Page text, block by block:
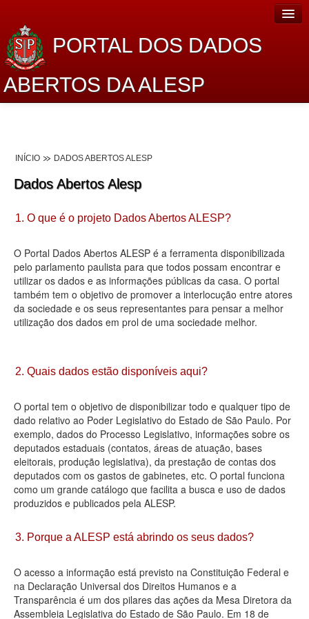
PORTAL DOS DADOS
ABERTOS DA ALESP
Lei de Acesso à Informação
Dados Governamentais Abertos
Planejamento
Catálogo de dados
Processo Legislativo
Deputados Estaduais
Agenda
Perguntas frequentes
Contato
INÍCIO DADOS ABERTOS ALESP
Dados Abertos Alesp
1. O que é o projeto Dados Abertos ALESP?
O Portal Dados Abertos ALESP é a ferramenta disponibilizada
pelo parlamento paulista para que todos possam encontrar e
utilizar os dados e as informações públicas da casa. O portal
também tem o objetivo de promover a interlocução entre atores
da sociedade e os seus representantes para pensar a melhor
utilização dos dados em prol de uma sociedade melhor.
2. Quais dados estão disponíveis aqui?
O portal tem o objetivo de disponibilizar todo e qualquer tipo de
dado relativo ao Poder Legislativo do Estado de São Paulo. Por
exemplo, dados do Processo Legislativo, informações sobre os
deputados estaduais (contatos, áreas de atuação, bases
eleitorais, produção legislativa), da prestação de contas dos
deputados com os gastos de gabinetes, etc. O portal funciona
como um grande catálogo que facilita a busca e uso de dados
produzidos e publicados pela ALESP.
3. Porque a ALESP está abrindo os seus dados?
O acesso a informação está previsto na Constituição Federal e
na Declaração Universal dos Direitos Humanos e a
Transparência é um dos pilares das ações da Mesa Diretora da
Assembleia Legislativa do Estado de São Paulo. Em 18 de